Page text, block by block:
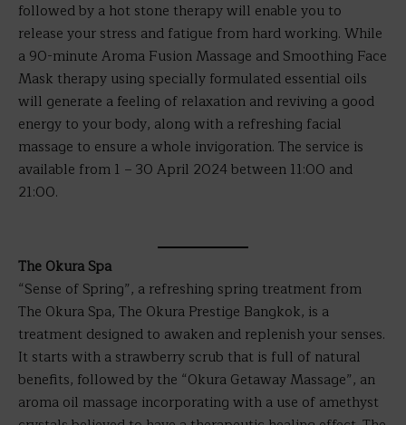
followed by a hot stone therapy will enable you to
release your stress and fatigue from hard working. While
a 90-minute Aroma Fusion Massage and Smoothing Face
Mask therapy using specially formulated essential oils
will generate a feeling of relaxation and reviving a good
energy to your body, along with a refreshing facial
massage to ensure a whole invigoration. The service is
available from 1 – 30 April 2024 between 11:00 and
21:00.
The Okura Spa
“Sense of Spring”, a refreshing spring treatment from
The Okura Spa, The Okura Prestige Bangkok, is a
treatment designed to awaken and replenish your senses.
It starts with a strawberry scrub that is full of natural
benefits, followed by the “Okura Getaway Massage”, an
aroma oil massage incorporating with a use of amethyst